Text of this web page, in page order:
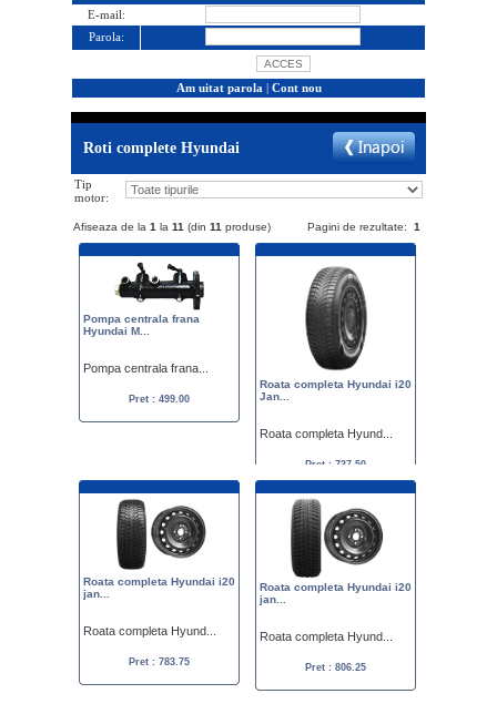
E-mail:
Parola:
Am uitat parola | Cont nou
Roti complete Hyundai
Tip
motor:
Afiseaza de la 1 la 11 (din 11 produse) Pagini de rezultate: 1
Pompa centrala frana
Hyundai M...
Pompa centrala frana...
Pret : 499.00
Roata completa Hyundai i20
Jan...
Roata completa Hyund...
Pret : 737.50
Roata completa Hyundai i20
jan...
Roata completa Hyund...
Pret : 783.75
Roata completa Hyundai i20
jan...
Roata completa Hyund...
Pret : 806.25